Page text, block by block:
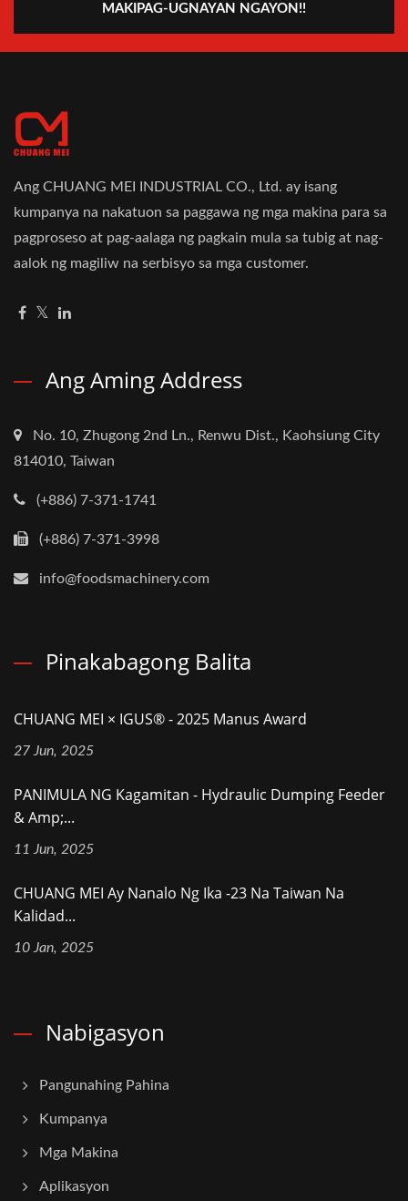
MAKIPAG-UGNAYAN NGAYON!!
Ang CHUANG MEI INDUSTRIAL CO., Ltd. ay isang
kumpanya na nakatuon sa paggawa ng mga makina para sa
pagproseso at pag-aalaga ng pagkain mula sa tubig at nag-
aalok ng magiliw na serbisyo sa mga customer.
Ang Aming Address
No. 10, Zhugong 2nd Ln., Renwu Dist., Kaohsiung City
814010, Taiwan
(+886) 7-371-1741
(+886) 7-371-3998
info@foodsmachinery.com
Pinakabagong Balita
CHUANG MEI × IGUS® - 2025 Manus Award
27 Jun, 2025
PANIMULA NG Kagamitan - Hydraulic Dumping Feeder
& Amp;...
11 Jun, 2025
CHUANG MEI Ay Nanalo Ng Ika -23 Na Taiwan Na
Kalidad...
10 Jan, 2025
Nabigasyon
Pangunahing Pahina
Kumpanya
Mga Makina
Aplikasyon